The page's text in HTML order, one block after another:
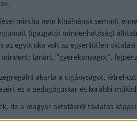
mintha nem kínálnának semmit
(igazgatói mindenhatóság)
az egyik oka volt az egyenlőtlen
tanárt, "gyerekanyagot",
akarta a cigányságot,
ez a pedagóguskar és korábbi
de a magyar oktatásról távlatos